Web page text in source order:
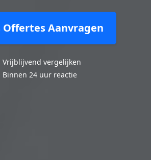
Offertes Aanvragen
Vrijblijvend vergelijken
Binnen 24 uur reactie